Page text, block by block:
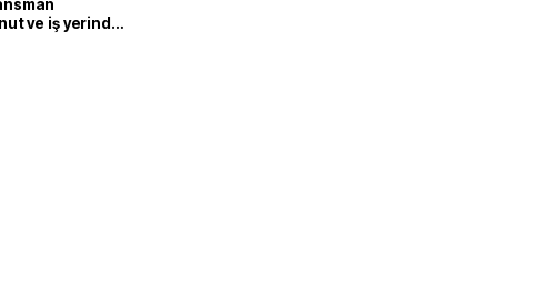
ve iş yerinde